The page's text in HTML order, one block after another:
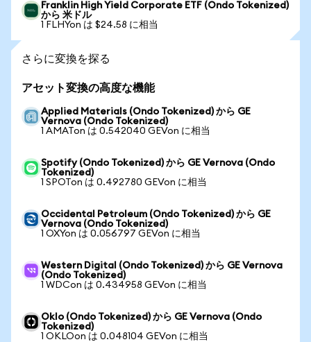
Franklin High Yield Corporate ETF (Ondo Tokenized)
から 米ドル
1 FLHYon は $24.58 に相当
さらに変換を探る
アセット変換の高度な機能
Applied Materials (Ondo Tokenized) から GE
Vernova (Ondo Tokenized)
1 AMATon は 0.542040 GEVon に相当
Spotify (Ondo Tokenized) から GE Vernova (Ondo
Tokenized)
1 SPOTon は 0.492780 GEVon に相当
Occidental Petroleum (Ondo Tokenized) から GE
Vernova (Ondo Tokenized)
1 OXYon は 0.056797 GEVon に相当
Western Digital (Ondo Tokenized) から GE Vernova
(Ondo Tokenized)
1 WDCon は 0.434958 GEVon に相当
Oklo (Ondo Tokenized) から GE Vernova (Ondo
Tokenized)
1 OKLOon は 0.048104 GEVon に相当